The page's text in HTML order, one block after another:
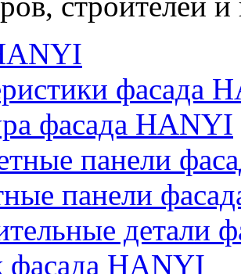
фасада
фасада HANYI
панели
панели
детали
HANYI